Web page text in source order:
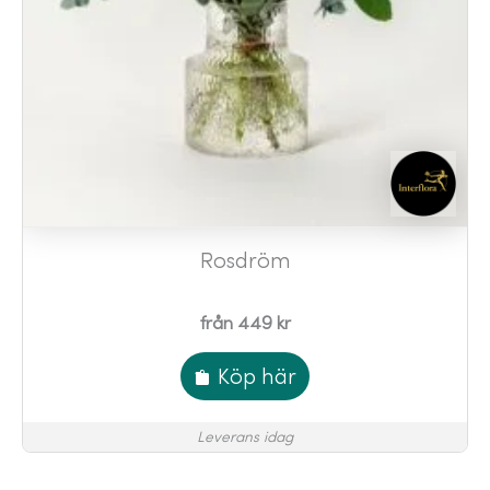
Rosdröm
från 449 kr
Köp här
Leverans idag